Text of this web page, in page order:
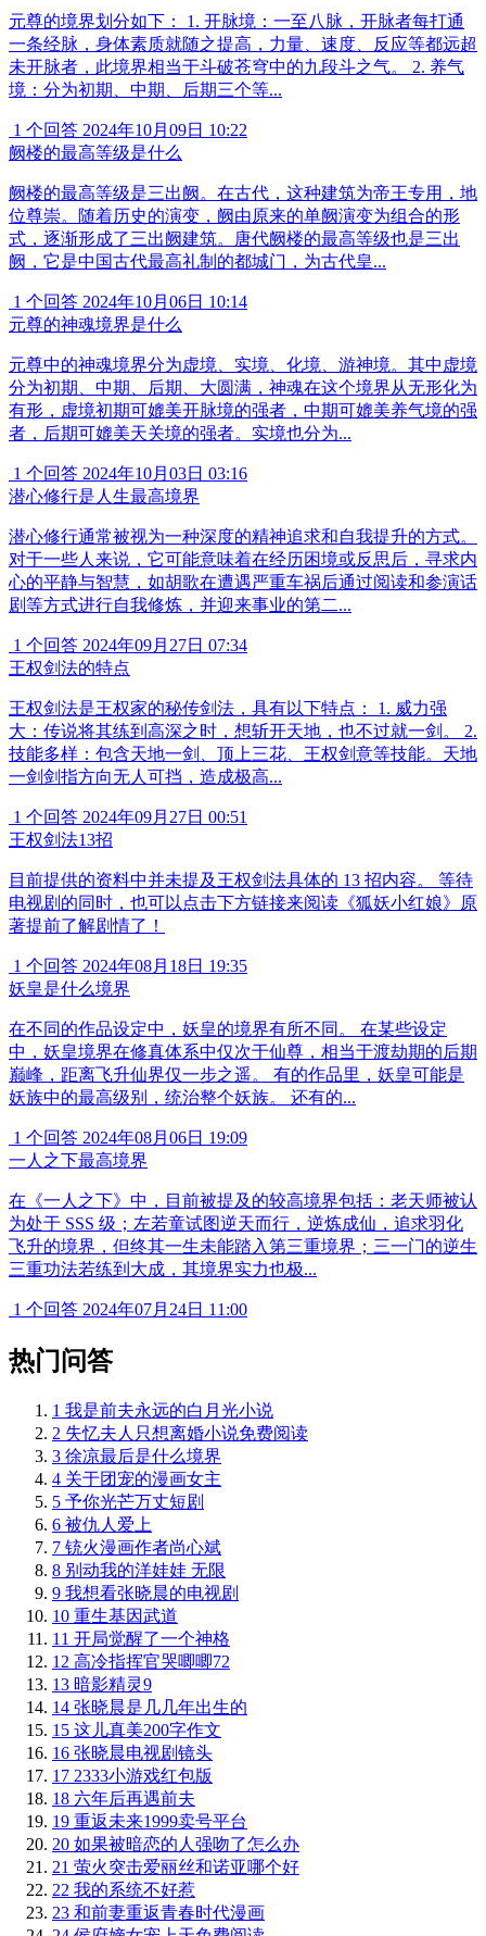
元尊的境界划分如下： 1. 开脉境：一至八脉，开脉者每打通
一条经脉，身体素质就随之提高，力量、速度、反应等都远超
未开脉者，此境界相当于斗破苍穹中的九段斗之气。 2. 养气
境：分为初期、中期、后期三个等...
1 个回答 2024年10月09日 10:22
阙楼的最高等级是什么
阙楼的最高等级是三出阙。在古代，这种建筑为帝王专用，地
位尊崇。随着历史的演变，阙由原来的单阙演变为组合的形
式，逐渐形成了三出阙建筑。唐代阙楼的最高等级也是三出
阙，它是中国古代最高礼制的都城门，为古代皇...
1 个回答 2024年10月06日 10:14
元尊的神魂境界是什么
元尊中的神魂境界分为虚境、实境、化境、游神境。其中虚境
分为初期、中期、后期、大圆满，神魂在这个境界从无形化为
有形，虚境初期可媲美开脉境的强者，中期可媲美养气境的强
者，后期可媲美天关境的强者。实境也分为...
1 个回答 2024年10月03日 03:16
潜心修行是人生最高境界
潜心修行通常被视为一种深度的精神追求和自我提升的方式。
对于一些人来说，它可能意味着在经历困境或反思后，寻求内
心的平静与智慧，如胡歌在遭遇严重车祸后通过阅读和参演话
剧等方式进行自我修炼，并迎来事业的第二...
1 个回答 2024年09月27日 07:34
王权剑法的特点
王权剑法是王权家的秘传剑法，具有以下特点： 1. 威力强
大：传说将其练到高深之时，想斩开天地，也不过就一剑。 2.
技能多样：包含天地一剑、顶上三花、王权剑意等技能。天地
一剑剑指方向无人可挡，造成极高...
1 个回答 2024年09月27日 00:51
王权剑法13招
目前提供的资料中并未提及王权剑法具体的 13 招内容。 等待
电视剧的同时，也可以点击下方链接来阅读《狐妖小红娘》原
著提前了解剧情了！
1 个回答 2024年08月18日 19:35
妖皇是什么境界
在不同的作品设定中，妖皇的境界有所不同。 在某些设定
中，妖皇境界在修真体系中仅次于仙尊，相当于渡劫期的后期
巅峰，距离飞升仙界仅一步之遥。 有的作品里，妖皇可能是
妖族中的最高级别，统治整个妖族。 还有的...
1 个回答 2024年08月06日 19:09
一人之下最高境界
在《一人之下》中，目前被提及的较高境界包括：老天师被认
为处于 SSS 级；左若童试图逆天而行，逆炼成仙，追求羽化
飞升的境界，但终其一生未能踏入第三重境界；三一门的逆生
三重功法若练到大成，其境界实力也极...
1 个回答 2024年07月24日 11:00
热门问答
1 我是前夫永远的白月光小说
2 失忆夫人只想离婚小说免费阅读
3 徐凉最后是什么境界
4 关于团宠的漫画女主
5 予你光芒万丈短剧
6 被仇人爱上
7 铳火漫画作者尚心斌
8 别动我的洋娃娃 无限
9 我想看张晓晨的电视剧
10 重生基因武道
11 开局觉醒了一个神格
12 高冷指挥官哭唧唧72
13 暗影精灵9
14 张晓晨是几几年出生的
15 这儿真美200字作文
16 张晓晨电视剧镜头
17 2333小游戏红包版
18 六年后再遇前夫
19 重返未来1999卖号平台
20 如果被暗恋的人强吻了怎么办
21 萤火突击爱丽丝和诺亚哪个好
22 我的系统不好惹
23 和前妻重返青春时代漫画